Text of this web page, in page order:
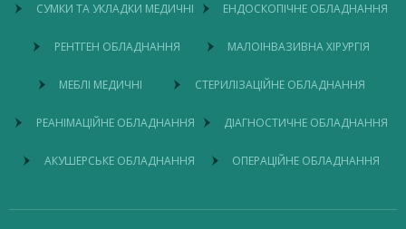
СУМКИ ТА УКЛАДКИ МЕДИЧНІ ЕНДОСКОПІЧНЕ ОБЛАДНАННЯ
РЕНТГЕН ОБЛАДНАННЯ МАЛОІНВАЗИВНА ХІРУРГІЯ
МЕБЛІ МЕДИЧНІ СТЕРИЛІЗАЦІЙНЕ ОБЛАДНАННЯ
РЕАНІМАЦІЙНЕ ОБЛАДНАННЯ ДІАГНОСТИЧНЕ ОБЛАДНАННЯ
АКУШЕРСЬКЕ ОБЛАДНАННЯ ОПЕРАЦІЙНЕ ОБЛАДНАННЯ